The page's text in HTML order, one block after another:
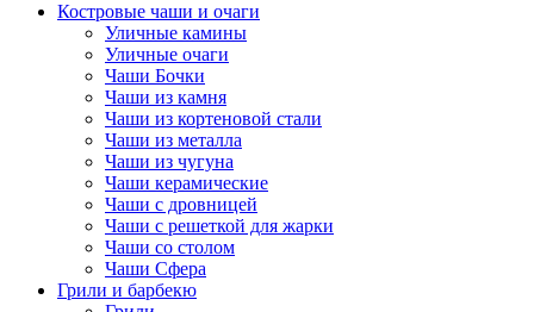
Костровые чаши и очаги
Уличные камины
Уличные очаги
Чаши Бочки
Чаши из камня
Чаши из кортеновой стали
Чаши из металла
Чаши из чугуна
Чаши керамические
Чаши с дровницей
Чаши с решеткой для жарки
Чаши со столом
Чаши Сфера
Грили и барбекю